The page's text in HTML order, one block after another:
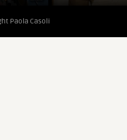
Paola Casoli